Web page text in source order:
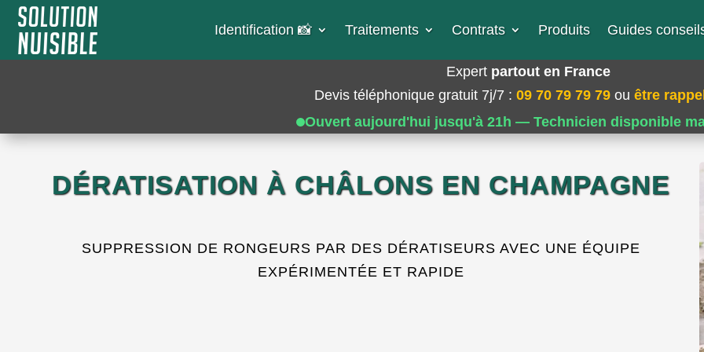
Identification 📸​ Traitements Contrats Produits Guides
Expert partout en France
Devis téléphonique gratuit 7j/7 : 09 70 79 79 79 ou être
Ouvert aujourd'hui jusqu'à 21h — Technicien disponible
DÉRATISATION À CHÂLONS EN CHAMPAGNE
SUPPRESSION DE RONGEURS PAR DES DÉRATISEURS AVEC UNE ÉQUIPE
EXPÉRIMENTÉE ET RAPIDE